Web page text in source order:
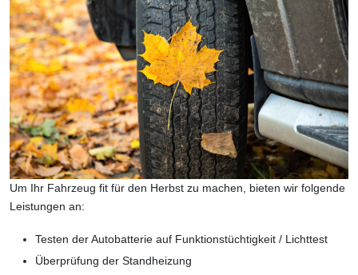
Um Ihr Fahrzeug fit für den Herbst zu machen, bieten wir folgende
Leistungen an:
Testen der Autobatterie auf Funktionstüchtigkeit / Lichttest
Überprüfung der Standheizung